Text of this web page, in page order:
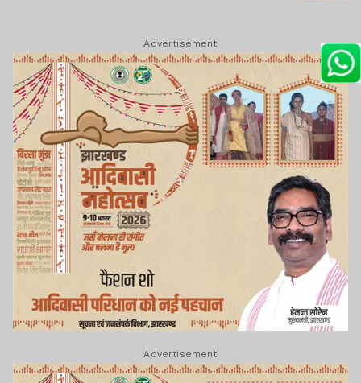
Advertisement
Advertisement